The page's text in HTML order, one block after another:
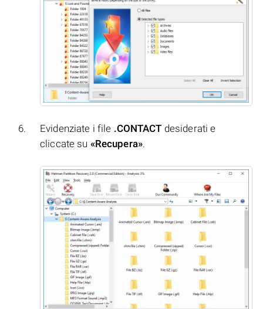
Evidenziate i file .CONTACT desiderati e
cliccate su «Recupera».